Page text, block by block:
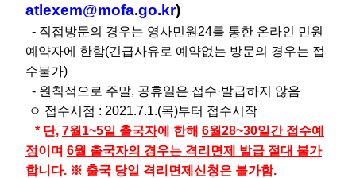
atlexem@mofa.go.kr)
- 직접방문의 경우는 영사민원24를 통한 온라인 민원
예약자에 한함(긴급사유로 예약없는 방문의 경우는 접
수불가)
- 원칙적으로 주말, 공휴일은 접수·발급하지 않음
ㅇ 접수시점 : 2021.7.1.(목)부터 접수시작
* 단, 7월1~5일 출국자에 한해 6월28~30일간 접수예
정이며 6월 출국자의 경우는 격리면제 발급 절대 불가
합니다. ※ 출국 당일 격리면제신청은 불가함.